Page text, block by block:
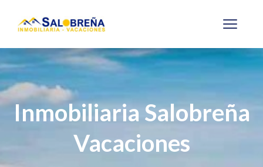
Inmobiliaria Salobreña
Vacaciones